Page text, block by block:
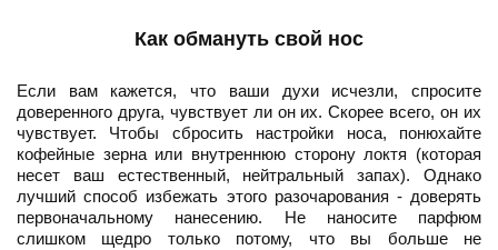
Как обмануть свой нос
Если вам кажется, что ваши духи исчезли, спросите
доверенного друга, чувствует ли он их. Скорее всего, он их
чувствует. Чтобы сбросить настройки носа, понюхайте
кофейные зерна или внутреннюю сторону локтя (которая
несет ваш естественный, нейтральный запах). Однако
лучший способ избежать этого разочарования - доверять
первоначальному нанесению. Не наносите парфюм
слишком щедро только потому, что вы больше не